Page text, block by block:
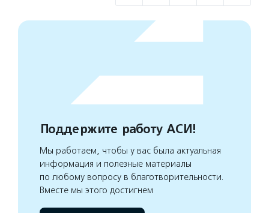
Поддержите работу АСИ!
Мы работаем, чтобы у вас была актуальная
информация и полезные материалы
по любому вопросу в благотворительности.
Вместе мы этого достигнем